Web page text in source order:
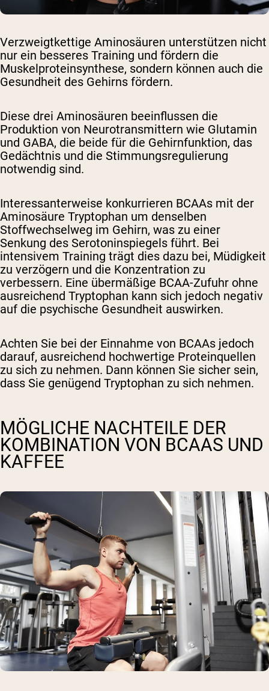
Verzweigtkettige Aminosäuren unterstützen nicht
nur ein besseres Training und fördern die
Muskelproteinsynthese, sondern können auch die
Gesundheit des Gehirns fördern.
Diese drei Aminosäuren beeinflussen die
Produktion von Neurotransmittern wie Glutamin
und GABA, die beide für die Gehirnfunktion, das
Gedächtnis und die Stimmungsregulierung
notwendig sind.
Interessanterweise konkurrieren BCAAs mit der
Aminosäure Tryptophan um denselben
Stoffwechselweg im Gehirn, was zu einer
Senkung des Serotoninspiegels führt. Bei
intensivem Training trägt dies dazu bei, Müdigkeit
zu verzögern und die Konzentration zu
verbessern. Eine übermäßige BCAA-Zufuhr ohne
ausreichend Tryptophan kann sich jedoch negativ
auf die psychische Gesundheit auswirken.
Achten Sie bei der Einnahme von BCAAs jedoch
darauf, ausreichend hochwertige Proteinquellen
zu sich zu nehmen. Dann können Sie sicher sein,
dass Sie genügend Tryptophan zu sich nehmen.
MÖGLICHE NACHTEILE DER
KOMBINATION VON BCAAS UND
KAFFEE